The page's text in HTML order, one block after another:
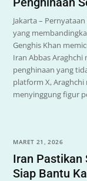
Jakarta –
yang
Genghis Khan
Iran Abbas
penghinaan yang
platform X,
menyinggung figur
MARET 21, 2026
Iran Pastikan
Siap Bantu